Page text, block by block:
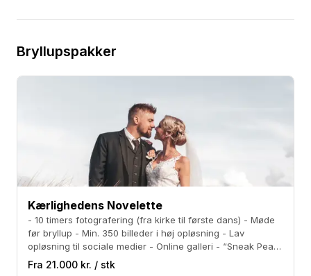
Bryllupspakker
Kærlighedens Novelette
- 10 timers fotografering (fra kirke til første dans) - Møde
før bryllup - Min. 350 billeder i høj opløsning - Lav
opløsning til sociale medier - Online galleri - “Sneak Peak”
á 10 billeder indenfor 1 uge.
Fra 21.000 kr. / stk